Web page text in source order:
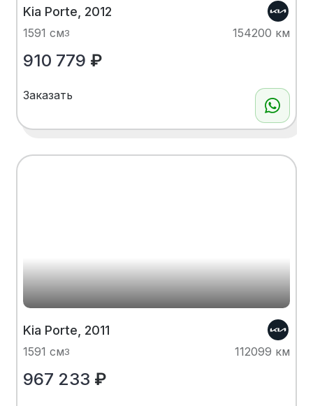
Kia Porte, 2012
1591 см3 154200 км
910 779 ₽
Заказать
Kia Porte, 2011
1591 см3 112099 км
967 233 ₽